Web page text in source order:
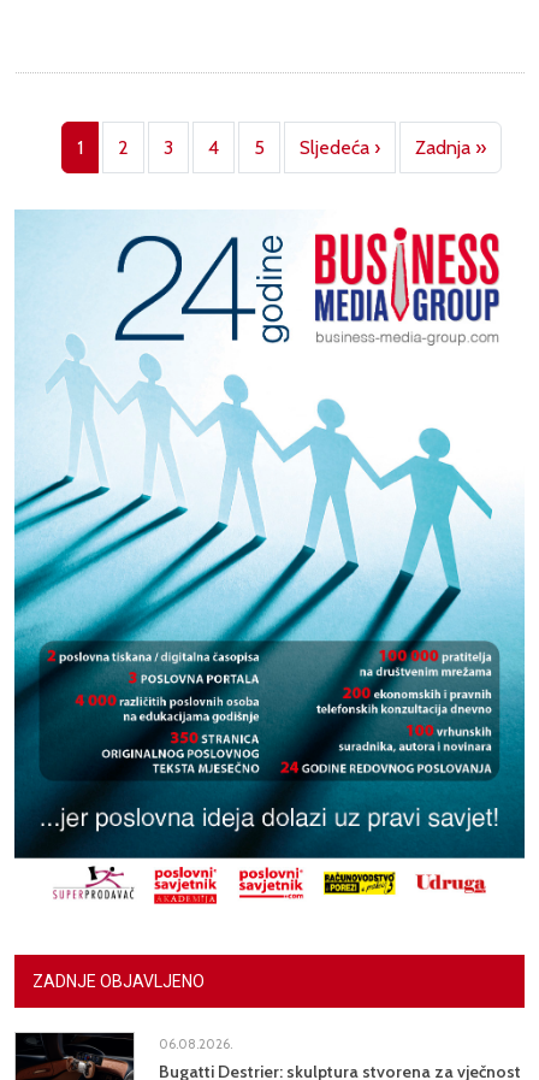
Pagination
1 2 3 4 5 Sljedeća ›Next page
Zadnja »Last
ZADNJE OBJAVLJENO
06.08.2026.
Bugatti Destrier: skulptura stvorena za vječnost